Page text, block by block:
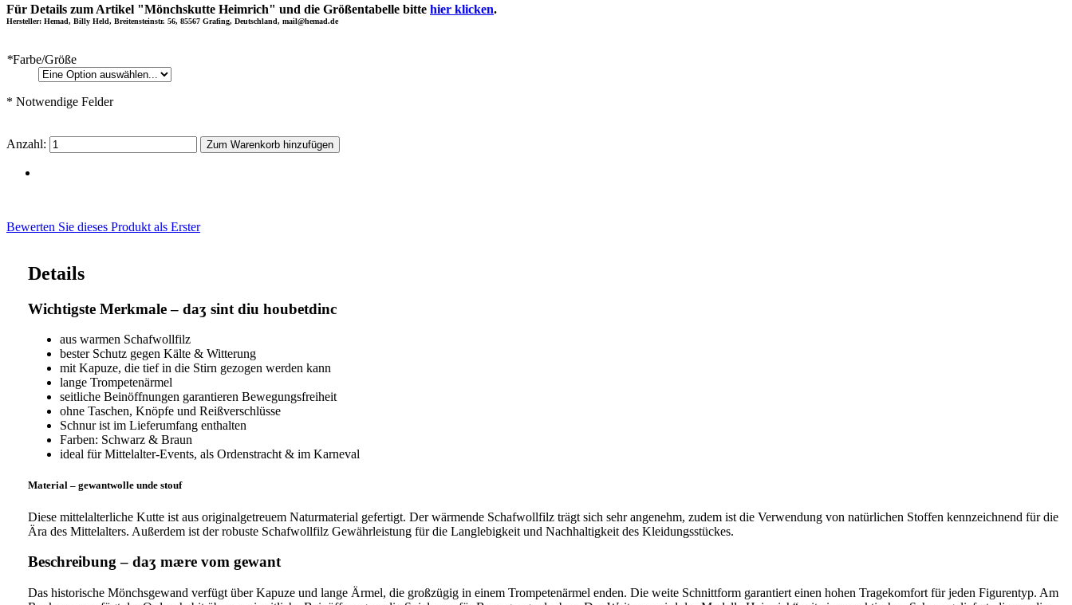
Für Details zum Artikel "Mönchskutte Heimrich" und die Größentabelle bitte hier klicken.
Hersteller: Hemad, Billy Held, Breitensteinstr. 56, 85567 Grafing, Deutschland, mail@hemad.de
*Farbe/Größe
* Notwendige Felder
Anzahl: Zum Warenkorb hinzufügen
Bewerten Sie dieses Produkt als Erster
Details
Wichtigste Merkmale – daʒ sint diu houbetdinc
aus warmen Schafwollfilz
bester Schutz gegen Kälte & Witterung
mit Kapuze, die tief in die Stirn gezogen werden kann
lange Trompetenärmel
seitliche Beinöffnungen garantieren Bewegungsfreiheit
ohne Taschen, Knöpfe und Reißverschlüsse
Schnur ist im Lieferumfang enthalten
Farben: Schwarz & Braun
ideal für Mittelalter-Events, als Ordenstracht & im Karneval
Material – gewantwolle unde stouf
Diese mittelalterliche Kutte ist aus originalgetreuem Naturmaterial gefertigt. Der wärmende Schafwollfilz trägt sich sehr angenehm, zudem ist die Verwendung von natürlichen Stoffen kennzeichnend für die
Ära des Mittelalters. Außerdem ist der robuste Schafwollfilz Gewährleistung für die Langlebigkeit und Nachhaltigkeit des Kleidungsstückes.
Beschreibung – daʒ mære vom gewant
Das historische Mönchsgewand verfügt über Kapuze und lange Ärmel, die großzügig in einem Trompetenärmel enden. Die weite Schnittform garantiert einen hohen Tragekomfort für jeden Figurentyp. Am